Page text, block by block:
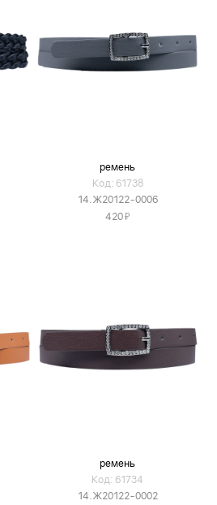
ремень
Код: 61738
14.Ж20122-0006
420Я
ремень
Код: 61734
14.Ж20122-0002